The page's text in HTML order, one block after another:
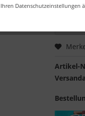
Datenschutzeinstellungen
Sekunden
Artikel-